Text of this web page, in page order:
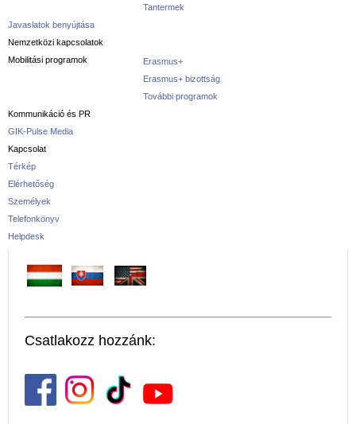
Tantermek
Javaslatok benyújtása
Nemzetközi kapcsolatok
Mobilitási programok
Erasmus+
Erasmus+ bizottság
További programok
Kommunikáció és PR
GIK-Pulse Media
Kapcsolat
Térkép
Elérhetőség
Személyek
Telefonkönyv
Helpdesk
Csatlakozz hozzánk: